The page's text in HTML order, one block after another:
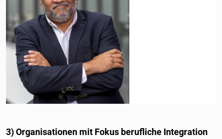
3) Organisationen mit Fokus berufliche Integration